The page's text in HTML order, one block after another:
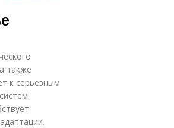
также
к серьезным